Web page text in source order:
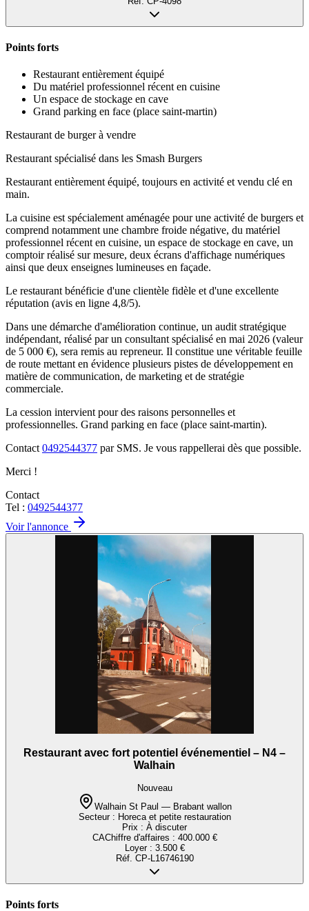
Points forts
Restaurant entièrement équipé
Du matériel professionnel récent en cuisine
Un espace de stockage en cave
Grand parking en face (place saint-martin)
Restaurant de burger à vendre
Restaurant spécialisé dans les Smash Burgers
Restaurant entièrement équipé, toujours en activité et vendu clé en
main.
La cuisine est spécialement aménagée pour une activité de burgers et
comprend notamment une chambre froide négative, du matériel
professionnel récent en cuisine, un espace de stockage en cave, un
comptoir réalisé sur mesure, deux écrans d'affichage numériques
ainsi que deux enseignes lumineuses en façade.
Le restaurant bénéficie d'une clientèle fidèle et d'une excellente
réputation (avis en ligne 4,8/5).
Dans une démarche d'amélioration continue, un audit stratégique
indépendant, réalisé par un consultant spécialisé en mai 2026 (valeur
de 5 000 €), sera remis au repreneur. Il constitue une véritable feuille
de route mettant en évidence plusieurs pistes de développement en
matière de communication, de marketing et de stratégie
commerciale.
La cession intervient pour des raisons personnelles et
professionnelles. Grand parking en face (place saint-martin).
Contact 0492544377 par SMS. Je vous rappellerai dès que possible.
Merci !
Contact
Tel : 0492544377
Voir l'annonce
Restaurant avec fort potentiel événementiel – N4 –
Walhain
Nouveau
Walhain St Paul — Brabant wallon
Secteur : Horeca et petite restauration
Prix : À discuter
CAChiffre d'affaires : 400.000 €
Loyer : 3.500 €
Réf. CP-L16746190
Points forts